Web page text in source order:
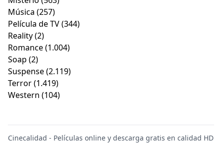
Música (257)
Película de TV(344)
Reality(2)
Romance(1.004)
Soap (2)
Suspense(2.119)
Terror(1.419)
Western (104)
Cinecalidad - Películas online y descarga gratis en calidad HD